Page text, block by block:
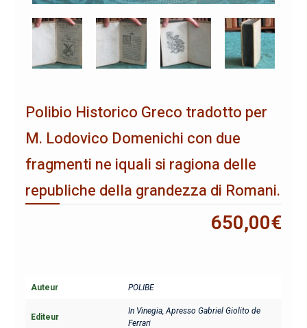
Polibio Historico Greco tradotto per
M. Lodovico Domenichi con due
fragmenti ne iquali si ragiona delle
republiche della grandezza di Romani.
650,00€
Auteur POLIBE
Editeur
In Vinegia, Apresso Gabriel Giolito de
Ferrari